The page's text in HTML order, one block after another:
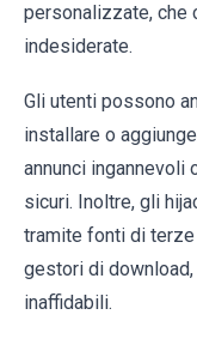
personalizzate, che
indesiderate.
Gli utenti possono
installare o
annunci
sicuri. Inoltre, gli
tramite fonti di
gestori di
inaffidabili.